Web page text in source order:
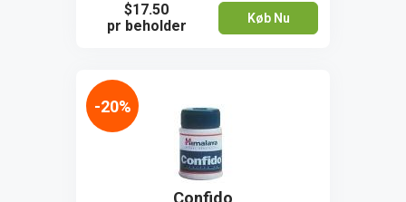
$17.50
pr beholder
Køb Nu
Confido
-20%